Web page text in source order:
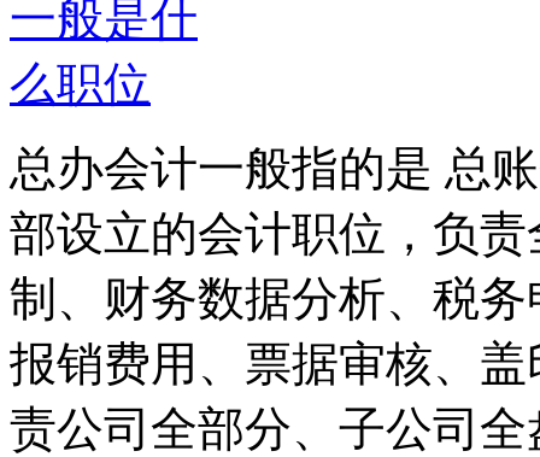
总办会计一般指的是 总
部设立的会计职位，负
制、财务数据分析、税
报销费用、票据审核、
责公司全部分、子公司